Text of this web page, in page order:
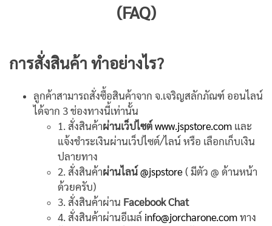
(FAQ)
การสั่งสินค้า ทำอย่างไร?
ลูกค้าสามารถสั่งซื้อสินค้าจาก จ.เจริญสลักภัณฑ์ ออนไลน์
ได้จาก 3 ช่องทางนี้เท่านั้น
1. สั่งสินค้าผ่านเว็ปไซต์www.jspstore.com และ
แจ้งชำระเงินผ่านเว็ปไซต์/ไลน์ หรือ เลือกเก็บเงิน
ปลายทาง
2. สั่งสินค้าผ่านไลน์@jspstore( มีตัว @ ด้านหน้า
ด้วยครับ)
3. สั่งสินค้าผ่าน Facebook Chat
4. สั่งสินค้าผ่านอีเมล์ info@jorcharone.comทาง